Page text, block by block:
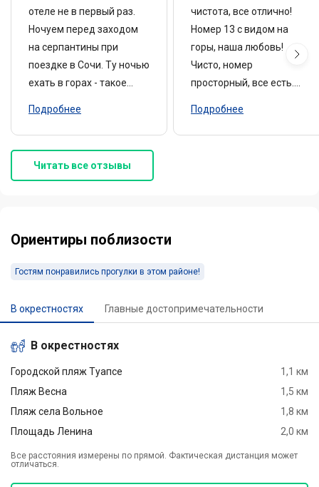
отеле не в первый раз.
Ночуем перед заходом
на серпантины при
поездке в Сочи. Ту ночью
ехать в горах - такое
отеле есть кухня-
поужинать и
позавтракать не
составит никаких
Подробнее
чистота, все отлично!
Номер 13 с видом на
горы, наша любовь!
Чисто, номер
просторный, все есть.
отдельное спасибо в
октябре! Вернемся!
Подробнее
Читать все отзывы
Ориентиры поблизости
Гостям понравились прогулки в этом районе!
В окрестностях Главные достопримечательности
В окрестностях
Городской пляж Туапсе
1,1 км
Пляж Весна
1,5 км
Пляж села Вольное
1,8 км
Площадь Ленина
2,0 км
Все расстояния измерены по прямой. Фактическая дистанция может
отличаться.